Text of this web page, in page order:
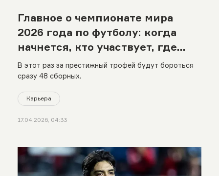
Главное о чемпионате мира
2026 года по футболу: когда
начнется, кто участвует, где
пройдет
В этот раз за престижный трофей будут бороться
сразу 48 сборных.
Карьера
17.04.2026, 04:33